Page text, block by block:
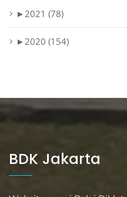
► 2021 (78)
► 2020 (154)
BDK Jakarta